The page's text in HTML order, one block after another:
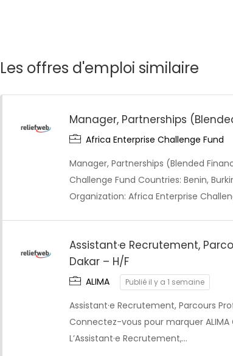
Les offres d'emploi similaire
Manager, Partnerships
Africa Enterprise Challenge Fund
Manager, Partnerships (Blended
Challenge Fund Countries: Benin,
Organization: Africa Enterprise
Assistant·e Recrutement,
Dakar – H/F
ALIMA Publié il y a 1 semaine
Assistant·e Recrutement, Parcours
Connectez-vous pour marquer ALIMA
L’Assistant·e Recrutement,…